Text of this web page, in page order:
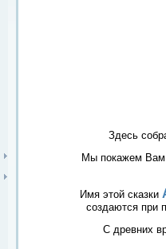
Здесь
Мы покажем Вам
Имя этой сказки
создаются при
С древних